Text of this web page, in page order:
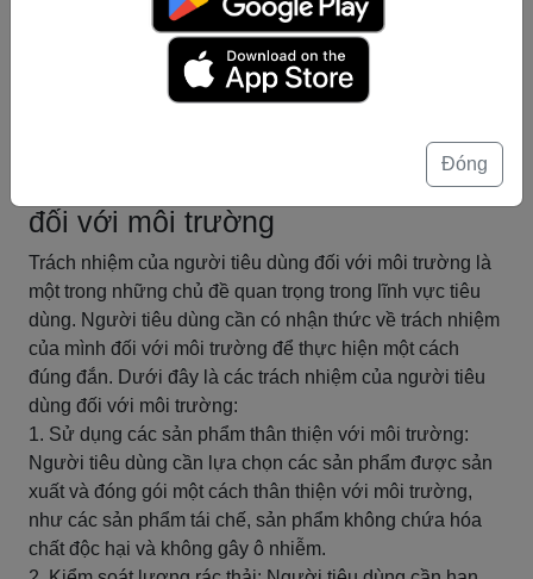
trong việc tiêu thụ sản phẩm và dịch vụ. Họ có trách
nhiệm hạn chế lãng phí, thực hiện công bằng và đóng
góp tích cực vào cộng đồng để đảm bảo một xã hội bền
vững và phát triển.
Trách nhiệm của người tiêu dùng
đối với môi trường
Trách nhiệm của người tiêu dùng đối với môi trường là
một trong những chủ đề quan trọng trong lĩnh vực tiêu
dùng. Người tiêu dùng cần có nhận thức về trách nhiệm
của mình đối với môi trường để thực hiện một cách
đúng đắn. Dưới đây là các trách nhiệm của người tiêu
dùng đối với môi trường:
1. Sử dụng các sản phẩm thân thiện với môi trường:
Người tiêu dùng cần lựa chọn các sản phẩm được sản
xuất và đóng gói một cách thân thiện với môi trường,
như các sản phẩm tái chế, sản phẩm không chứa hóa
chất độc hại và không gây ô nhiễm.
Đóng